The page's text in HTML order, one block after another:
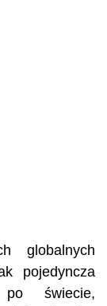
globalnych
pojedyncza
po świecie,